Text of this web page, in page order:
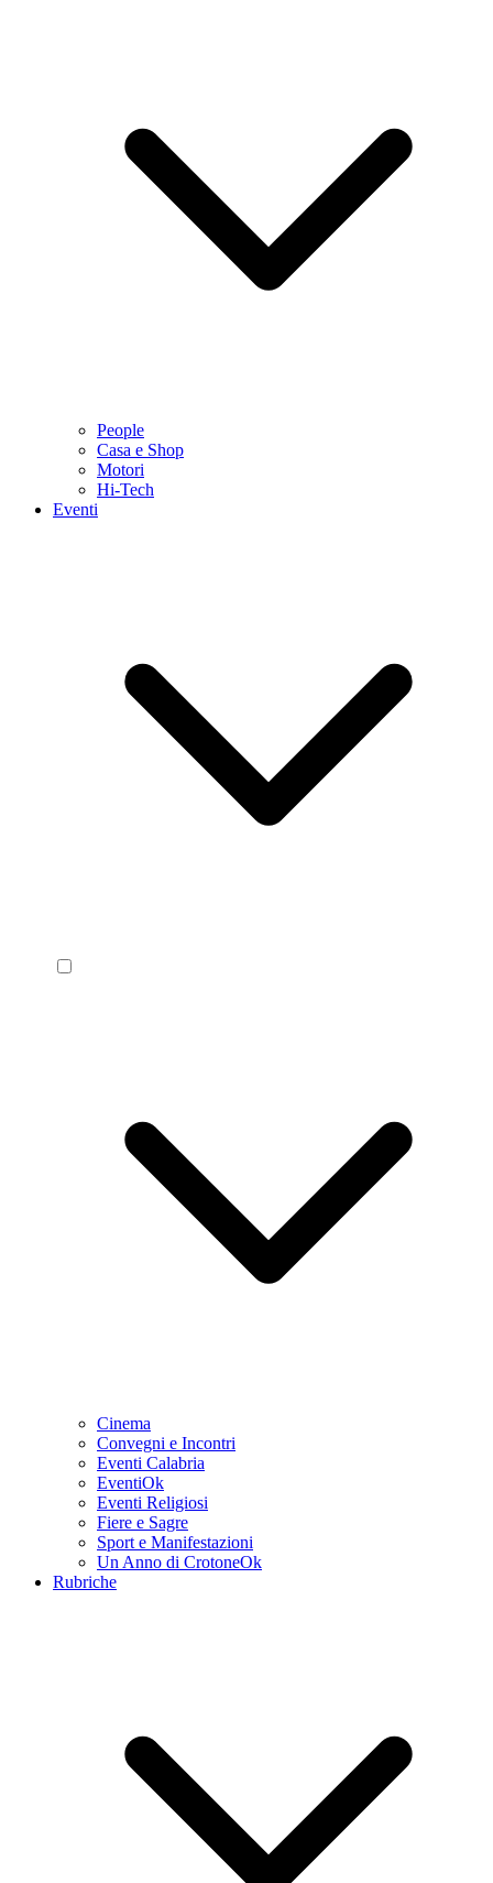
People
Casa e Shop
Motori
Hi-Tech
Eventi
Cinema
Convegni e Incontri
Eventi Calabria
EventiOk
Eventi Religiosi
Fiere e Sagre
Sport e Manifestazioni
Un Anno di CrotoneOk
Rubriche